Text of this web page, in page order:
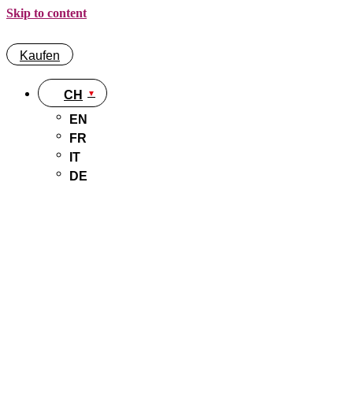
Skip to content
Kaufen
CH
EN
FR
IT
DE